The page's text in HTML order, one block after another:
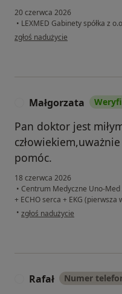
20 czerwca 2026
• LEXMED Gabinety spółka z
w opinii użytkownika Danka
zgłoś nadużycie
Małgorzata
Pan doktor jest
pomóc.
18 czerwca 2026
• Centrum Medyczne Uno-
+ ECHO serca + EKG (pierwsza
• w opinii użytkownika
zgłoś nadużycie
Rafał Numer